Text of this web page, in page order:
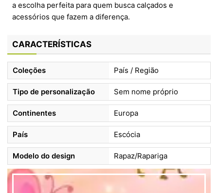
a escolha perfeita para quem busca calçados e
acessórios que fazem a diferença.
CARACTERÍSTICAS
Coleções País / Região
Tipo de personalização Sem nome próprio
Continentes Europa
País Escócia
Modelo do design Rapaz/Rapariga